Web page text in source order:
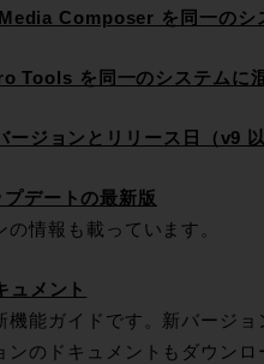
Composer を同一のシ
Tools を同一のシステムに
ジョンとリリース日（v9 以
デートの最新版
の情報も載っています。
ュメント
機能ガイドです。新バージ
ンのドキュメントもダウンロ